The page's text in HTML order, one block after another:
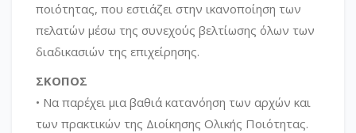
ποιότητας, που εστιάζει στην ικανοποίηση των
πελατών μέσω της συνεχούς βελτίωσης όλων των
διαδικασιών της επιχείρησης.
ΣΚΟΠΟΣ
• Να παρέχει μια βαθιά κατανόηση των αρχών και
των πρακτικών της Διοίκησης Ολικής Ποιότητας.